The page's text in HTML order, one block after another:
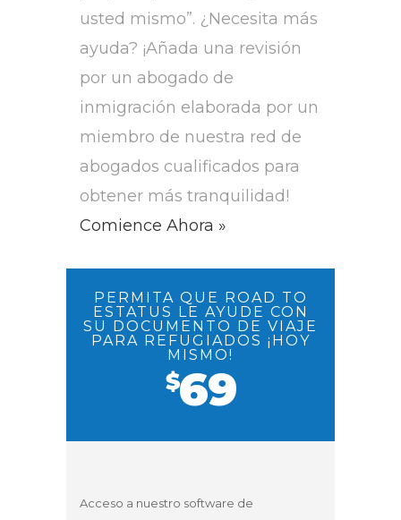
usted mismo”. ¿Necesita más
ayuda? ¡Añada una revisión
por un abogado de
inmigración elaborada por un
miembro de nuestra red de
abogados cualificados para
obtener más tranquilidad!
Comience Ahora »
PERMITA QUE ROAD TO
ESTATUS LE AYUDE CON
SU DOCUMENTO DE VIAJE
PARA REFUGIADOS ¡HOY
MISMO!
$69
Acceso a nuestro software de